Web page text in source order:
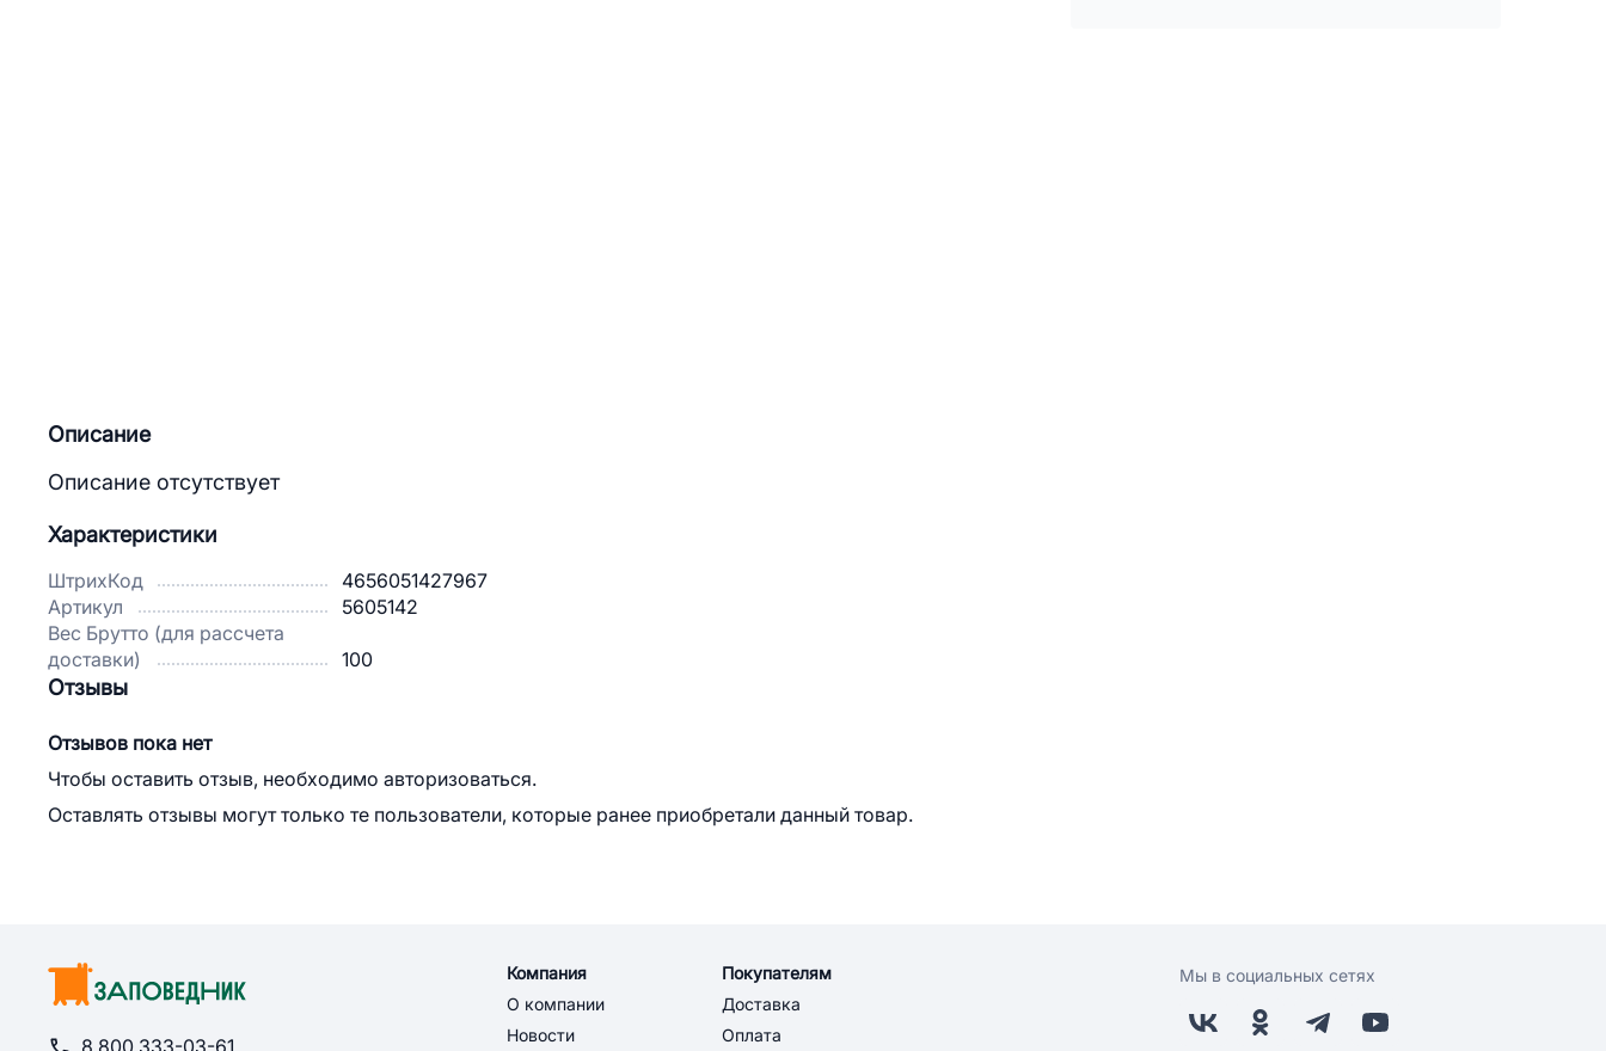
Описание
Описание отсутствует
Характеристики
ШтрихКод
4656051427967
Артикул
5605142
Вес Брутто (для рассчета
доставки)
100
Отзывы
Отзывов пока нет
Чтобы оставить отзыв, необходимо авторизоваться.
Оставлять отзывы могут только те пользователи, которые ранее приобретали данный товар.
8 800 333-03-61
Компания
О компании
Новости
Покупателям
Доставка
Оплата
Мы в социальных сетях